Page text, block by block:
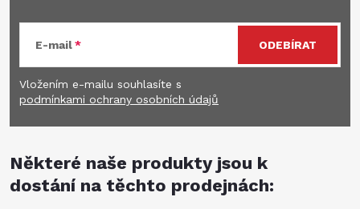
E-mail
Vložením e-mailu souhlasíte s
podmínkami ochrany osobních údajů
ODEBÍRAT
Některé naše produkty jsou k
dostání na těchto prodejnách: